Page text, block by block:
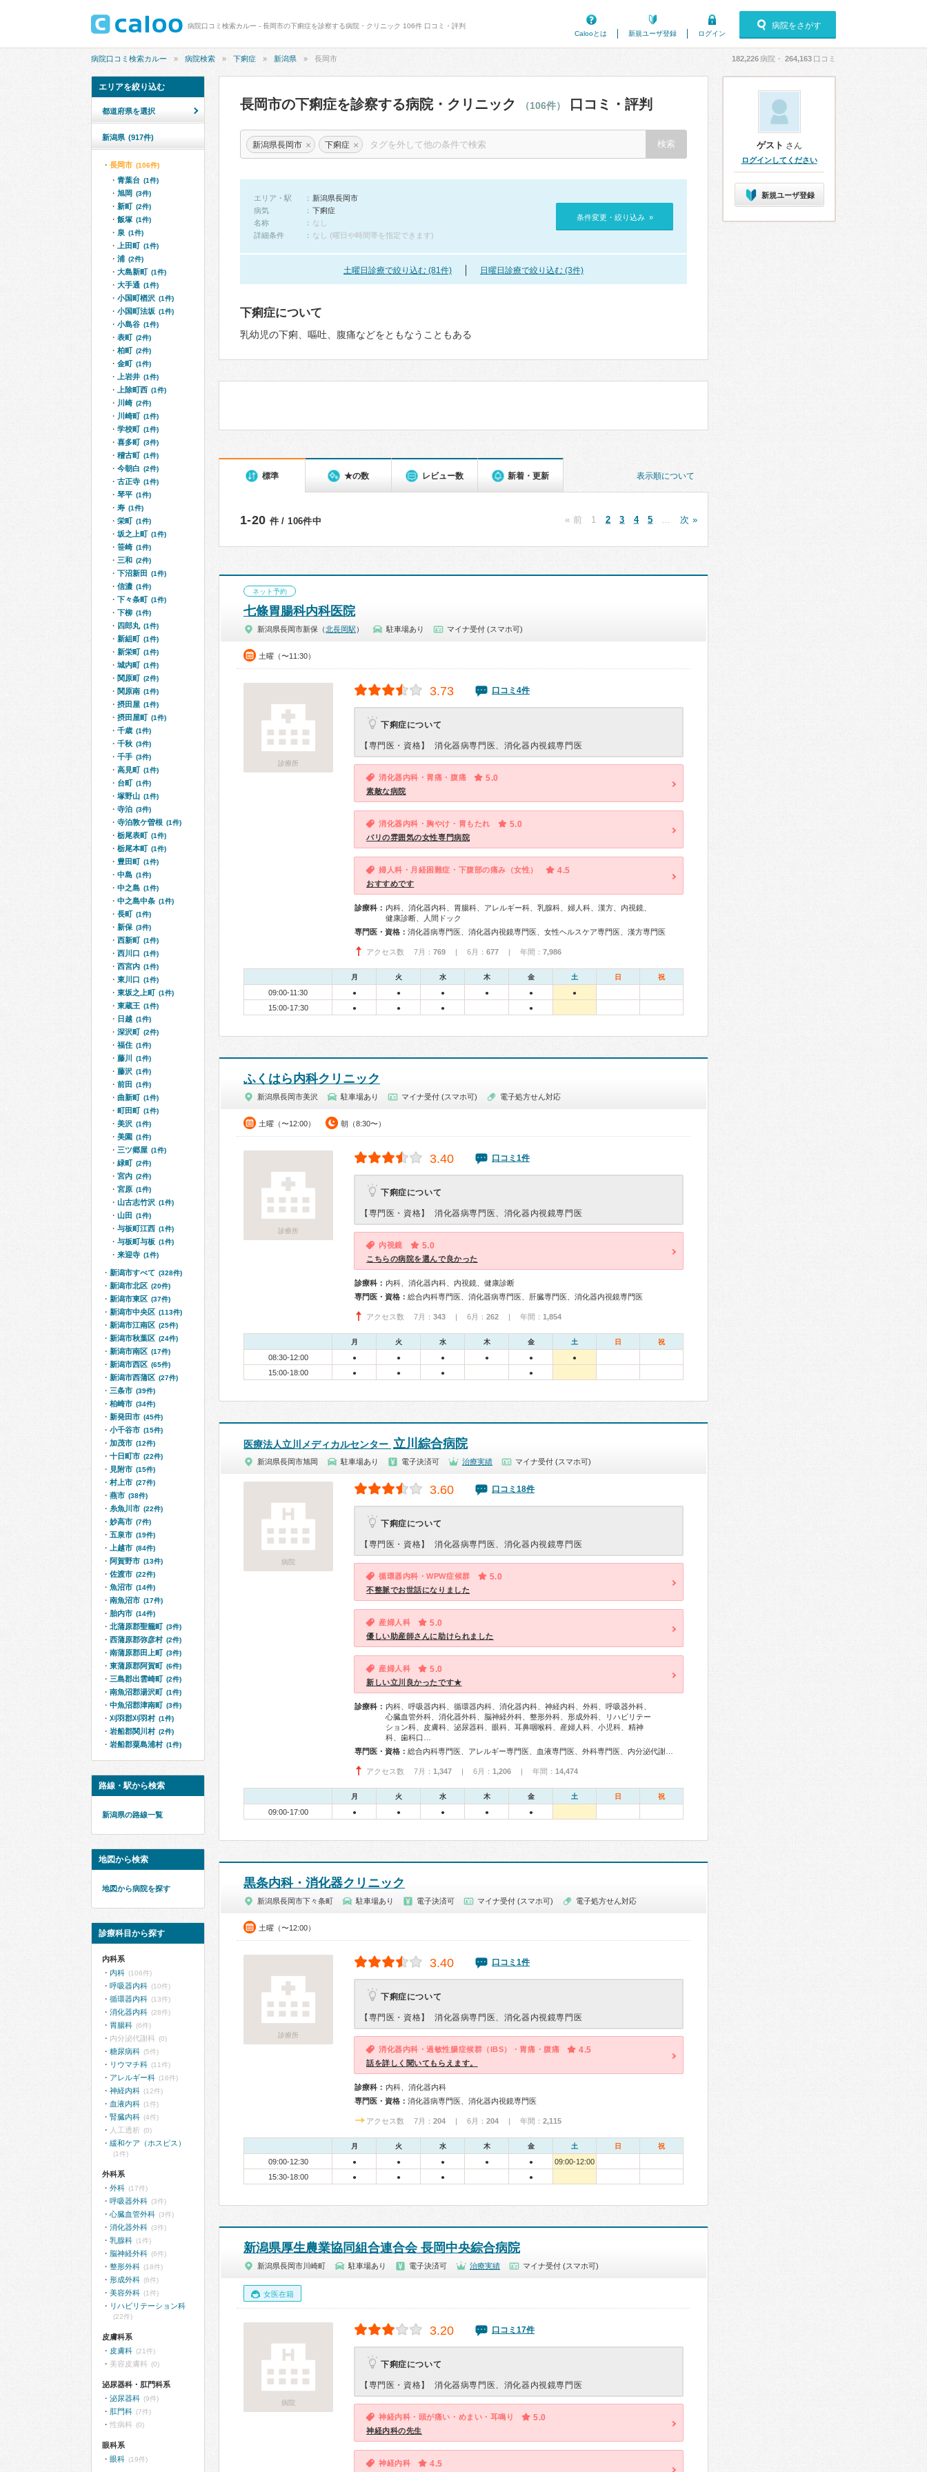
病院口コミ検索カルー - 長岡市の下痢症を診察する病院・クリニック 106件 口コミ・評判
Calooとは
新規ユーザ登録 ログイン
病院をさがす
病院口コミ検索カルー 病院検索 下痢症 新潟県 長岡市 182,226病院・ 264,163 口コミ
長岡市の下痢症を診察する病院・クリニック （106件） 口コミ・評判
新潟県長岡市 × 下痢症 ×
エリア・駅
新潟県長岡市
病気
下痢症
名称
なし
詳細条件
なし (曜日や時間帯を指定できます)
条件変更・絞り込み »
土曜日診療で絞り込む (81件) 日曜日診療で絞り込む (3件)
下痢症について
乳幼児の下痢、嘔吐、腹痛などをともなうこともある
表示順について
標準 ★の数 レビュー数 新着・更新
1-20 件 / 106件中 « 前 1 2 3 4 5 次 »
ネット予約
七條胃腸科内科医院
新潟県長岡市新保（北長岡駅 ） 駐車場あり マイナ受付 (スマホ可)
土曜（〜11:30）
診療所
3.73 口コミ4件
下痢症について
【専門医・資格】 消化器病専門医、消化器内視鏡専門医
消化器内科・胃痛・腹痛 5.0
素敵な病院
消化器内科・胸やけ・胃もたれ 5.0
バリの雰囲気の女性専門病院
婦人科・月経困難症・下腹部の痛み（女性） 4.5
おすすめです
診療科： 内科、消化器内科、胃腸科、アレルギー科、乳腺科、婦人科、漢方、内視鏡、
健康診断、人間ドック
専門医・資格： 消化器病専門医、消化器内視鏡専門医、女性ヘルスケア専門医、漢方専門医
アクセス数 7月： 769 | 6月： 677 | 年間： 7,986
月 火 水 木 金 土 日 祝
09:00-11:30 ● ● ● ● ● ●
15:00-17:30 ● ● ● ●
ふくはら内科クリニック
新潟県長岡市美沢 駐車場あり マイナ受付 (スマホ可) 電子処方せん対応
土曜（〜12:00） 朝（8:30〜）
診療所
3.40 口コミ1件
下痢症について
【専門医・資格】 消化器病専門医、消化器内視鏡専門医
内視鏡 5.0
こちらの病院を選んで良かった
診療科： 内科、消化器内科、内視鏡、健康診断
専門医・資格： 総合内科専門医、消化器病専門医、肝臓専門医、消化器内視鏡専門医
アクセス数 7月： 343 | 6月： 262 | 年間： 1,854
月 火 水 木 金 土 日 祝
08:30-12:00 ● ● ● ● ● ●
15:00-18:00 ● ● ● ●
医療法人立川メディカルセンター 立川綜合病院
新潟県長岡市旭岡 駐車場あり 電子決済可 治療実績 マイナ受付 (スマホ可)
病院
3.60 口コミ18件
下痢症について
【専門医・資格】 消化器病専門医、消化器内視鏡専門医
循環器内科・WPW症候群 5.0
不整脈でお世話になりました
産婦人科 5.0
優しい助産師さんに助けられました
産婦人科 5.0
新しい立川良かったです★
診療科： 内科、呼吸器内科、循環器内科、消化器内科、神経内科、外科、呼吸器外科、
心臓血管外科、消化器外科、脳神経外科、整形外科、形成外科、リハビリテー
ション科、皮膚科、泌尿器科、眼科、耳鼻咽喉科、産婦人科、小児科、精神
科、歯科口…
専門医・資格：
アクセス数 7月： 1,347 | 6月： 1,206 | 年間： 14,474
月 火 水 木 金 土 日 祝
09:00-17:00 ● ● ● ● ●
黒条内科・消化器クリニック
新潟県長岡市下々条町 駐車場あり 電子決済可 マイナ受付 (スマホ可) 電子処方せん対応
土曜（〜12:00）
診療所
3.40 口コミ1件
下痢症について
【専門医・資格】 消化器病専門医、消化器内視鏡専門医
消化器内科・過敏性腸症候群（IBS）・胃痛・腹痛 4.5
話を詳しく聞いてもらえます。
診療科： 内科、消化器内科
専門医・資格： 消化器病専門医、消化器内視鏡専門医
アクセス数 7月： 204 | 6月： 204 | 年間： 2,115
月 火 水 木 金 土 日 祝
09:00-12:30 ● ● ● ● ●
09:00-12:00
15:30-18:00
● ● ● ●
新潟県厚生農業協同組合連合会 長岡中央綜合病院
新潟県長岡市川崎町 駐車場あり 電子決済可 治療実績 マイナ受付 (スマホ可)
女医在籍
病院
3.20 口コミ17件
下痢症について
【専門医・資格】 消化器病専門医、消化器内視鏡専門医
神経内科・頭が痛い・めまい・耳鳴り 5.0
神経内科の先生
神経内科 4.5
エリアを絞り込む
都道府県を選択
新潟県 (917件)
長岡市 (106件)
青葉台 (1件)
旭岡 (3件)
新町 (2件)
飯塚 (1件)
泉 (1件)
上田町 (1件)
浦 (2件)
大島新町 (1件)
大手通 (1件)
小国町楢沢 (1件)
小国町法坂 (1件)
小島谷 (1件)
表町 (2件)
柏町 (2件)
金町 (1件)
上岩井 (1件)
上除町西 (1件)
川崎 (2件)
川崎町 (1件)
学校町 (1件)
喜多町 (3件)
稽古町 (1件)
今朝白 (2件)
古正寺 (1件)
琴平 (1件)
寿 (1件)
栄町 (1件)
坂之上町 (1件)
笹崎 (1件)
三和 (2件)
下沼新田 (1件)
信濃 (1件)
下々条町 (1件)
下柳 (1件)
四郎丸 (1件)
新組町 (1件)
新栄町 (1件)
城内町 (1件)
関原町 (2件)
関原南 (1件)
摂田屋 (1件)
摂田屋町 (1件)
千歳 (1件)
千秋 (3件)
千手 (3件)
高見町 (1件)
台町 (1件)
塚野山 (1件)
寺泊 (3件)
寺泊敦ケ曽根 (1件)
栃尾表町 (1件)
栃尾本町 (1件)
豊田町 (1件)
中島 (1件)
中之島 (1件)
中之島中条 (1件)
長町 (1件)
新保 (3件)
西新町 (1件)
西川口 (1件)
西宮内 (1件)
東川口 (1件)
東坂之上町 (1件)
東蔵王 (1件)
日越 (1件)
深沢町 (2件)
福住 (1件)
藤川 (1件)
藤沢 (1件)
前田 (1件)
曲新町 (1件)
町田町 (1件)
美沢 (1件)
美園 (1件)
三ツ郷屋 (1件)
緑町 (2件)
宮内 (2件)
宮原 (1件)
山古志竹沢 (1件)
山田 (1件)
与板町江西 (1件)
与板町与板 (1件)
来迎寺 (1件)
新潟市すべて (328件)
新潟市北区 (20件)
新潟市東区 (37件)
新潟市中央区 (113件)
新潟市江南区 (25件)
新潟市秋葉区 (24件)
新潟市南区 (17件)
新潟市西区 (65件)
新潟市西蒲区 (27件)
三条市 (39件)
柏崎市 (34件)
新発田市 (45件)
小千谷市 (15件)
加茂市 (12件)
十日町市 (22件)
見附市 (15件)
村上市 (27件)
燕市 (38件)
糸魚川市 (22件)
妙高市 (7件)
五泉市 (19件)
上越市 (84件)
阿賀野市 (13件)
佐渡市 (22件)
魚沼市 (14件)
南魚沼市 (17件)
胎内市 (14件)
北蒲原郡聖籠町 (3件)
西蒲原郡弥彦村 (2件)
南蒲原郡田上町 (3件)
東蒲原郡阿賀町 (6件)
三島郡出雲崎町 (2件)
南魚沼郡湯沢町 (1件)
中魚沼郡津南町 (3件)
刈羽郡刈羽村 (1件)
岩船郡関川村 (2件)
岩船郡粟島浦村 (1件)
路線・駅から検索
新潟県の路線一覧
地図から検索
地図から病院を探す
診療科目から探す
内科系
内科 (106件)
呼吸器内科 (10件)
循環器内科 (13件)
消化器内科 (28件)
胃腸科 (6件)
内分泌代謝科 (0)
糖尿病科 (5件)
リウマチ科 (11件)
アレルギー科 (16件)
神経内科 (12件)
血液内科 (1件)
腎臓内科 (4件)
人工透析 (0)
緩和ケア（ホスピス）
(1件)
外科系
外科 (17件)
呼吸器外科 (3件)
心臓血管外科 (3件)
消化器外科 (3件)
乳腺科 (1件)
脳神経外科 (6件)
整形外科 (18件)
形成外科 (6件)
美容外科 (1件)
リハビリテーション科
(22件)
皮膚科系
皮膚科 (21件)
美容皮膚科 (0)
泌尿器科・肛門科系
泌尿器科 (9件)
肛門科 (7件)
性病科 (0)
眼科系
眼科 (19件)
ゲスト さん
ログインしてください
新規ユーザ登録